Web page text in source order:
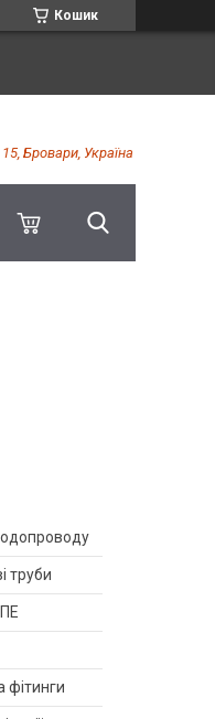
Кошик
Бровари, Україна
труби
фітинги